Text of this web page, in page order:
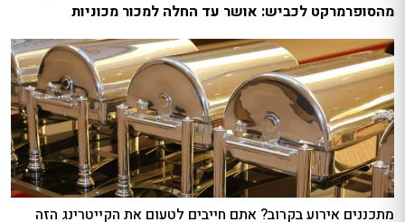
מהסופרמרקט לכביש: אושר עד החלה למכור מכוניות
מתכננים אירוע בקרוב? אתם חייבים לטעום את הקייטרינג הזה